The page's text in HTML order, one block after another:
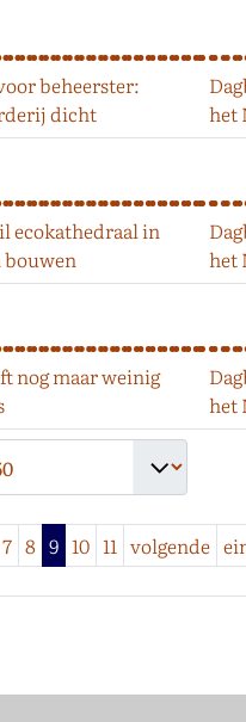
7 8 9 10 11 volgende
beheerster:
dicht
het
ecokathedraal in
bouwen
het
nog maar weinig
het